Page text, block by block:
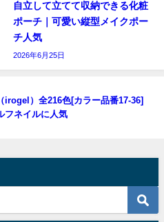
自立して立てて収納できる化粧
ポーチ｜可愛い縦型メイクポー
チ人気
2026年6月25日
irogel）全216色[カラー品番17-36]
フネイルに人気